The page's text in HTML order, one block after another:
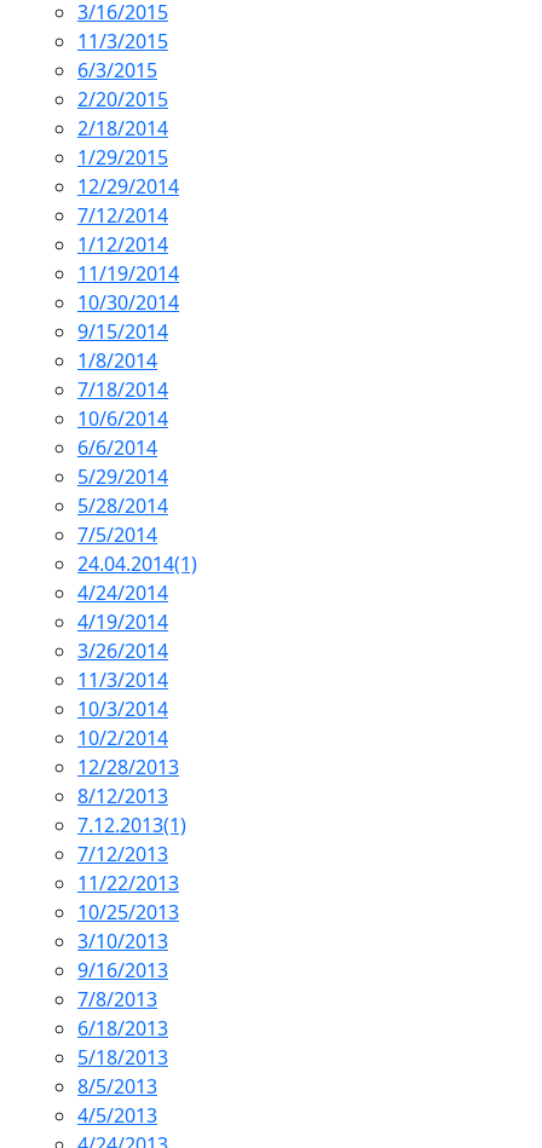
3/16/2015
11/3/2015
6/3/2015
2/20/2015
2/18/2014
1/29/2015
12/29/2014
7/12/2014
1/12/2014
11/19/2014
10/30/2014
9/15/2014
1/8/2014
7/18/2014
10/6/2014
6/6/2014
5/29/2014
5/28/2014
7/5/2014
24.04.2014(1)
4/24/2014
4/19/2014
3/26/2014
11/3/2014
10/3/2014
10/2/2014
12/28/2013
8/12/2013
7.12.2013(1)
7/12/2013
11/22/2013
10/25/2013
3/10/2013
9/16/2013
7/8/2013
6/18/2013
5/18/2013
8/5/2013
4/5/2013